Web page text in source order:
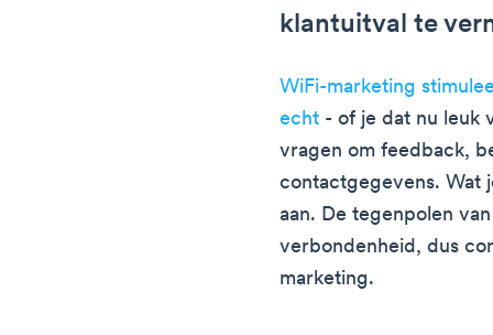
klantuitval te
WiFi-marketing
echt - of je dat nu leuk
vragen om feedback,
contactgegevens. Wat
aan. De tegenpolen
verbondenheid, dus
marketing.